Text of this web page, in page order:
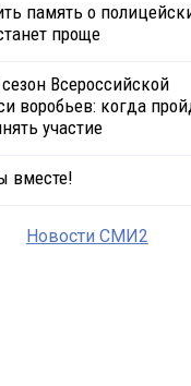
память о
проще
Всероссийской
воробьев: когда
участие
вместе!
Новости СМИ2